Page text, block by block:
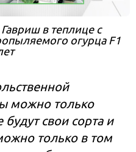
в теплице с
огурца F1
можно только
будут свои сорта и
только в том